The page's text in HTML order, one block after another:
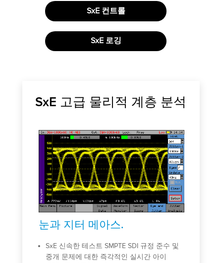
SxE 컨트롤
SxE 로깅
SxE 고급 물리적 계층 분석
눈과 지터 메아스.
SxE 신속한 테스트 SMPTE SDI 규정 준수 및
중개 문제에 대한 즉각적인 실시간 아이